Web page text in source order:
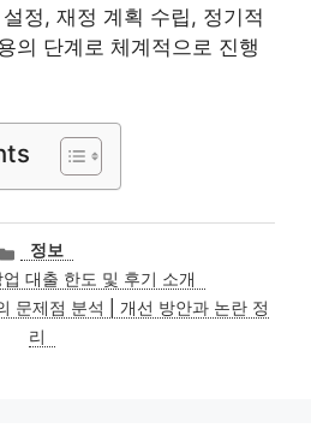
정, 재정 계획 수립, 정기적
의 단계로 체계적으로 진행
카
테
고
리
정보
대출 한도 및 후기 소개
문제점 분석 | 개선 방안과 논란 정
리